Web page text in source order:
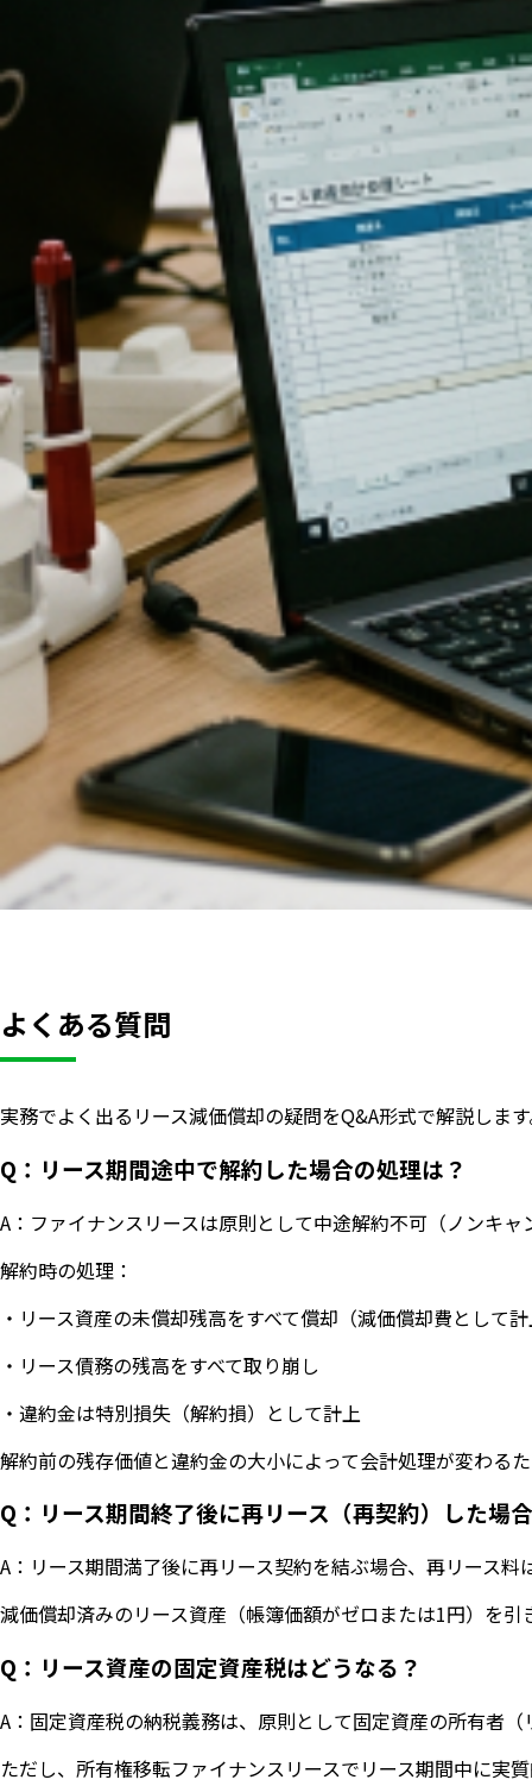
よくある質問
実務でよく出るリース減価償却の疑問をQ&A形式で解説しま
Q：リース期間途中で解約した場合の処理は？
A：ファイナンスリースは原則として中途解約不可（ノンキ
解約時の処理：
・リース資産の未償却残高をすべて償却（減価償却費として
・リース債務の残高をすべて取り崩し
・違約金は特別損失（解約損）として計上
解約前の残存価値と違約金の大小によって会計処理が変わる
Q：リース期間終了後に再リース（再契約）した場
A：リース期間満了後に再リース契約を結ぶ場合、再リース
減価償却済みのリース資産（帳簿価額がゼロまたは1円）を
Q：リース資産の固定資産税はどうなる？
A：固定資産税の納税義務は、原則として固定資産の所有者
ただし、所有権移転ファイナンスリースでリース期間中に実